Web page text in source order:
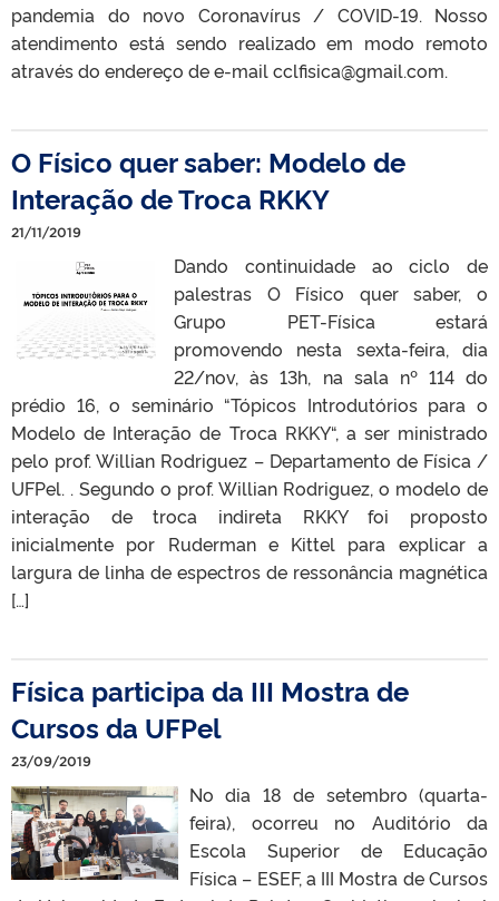
pandemia do novo Coronavírus / COVID-19. Nosso
atendimento está sendo realizado em modo remoto
através do endereço de e-mail cclfisica@gmail.com.
O Físico quer saber: Modelo de
Interação de Troca RKKY
21/11/2019
Dando continuidade ao ciclo de
palestras O Físico quer saber, o
Grupo PET-Física estará
promovendo nesta sexta-feira, dia
22/nov, às 13h, na sala nº 114 do
prédio 16, o seminário “Tópicos Introdutórios para o
Modelo de Interação de Troca RKKY“, a ser ministrado
pelo prof. Willian Rodriguez – Departamento de Física /
UFPel. . Segundo o prof. Willian Rodriguez, o modelo de
interação de troca indireta RKKY foi proposto
inicialmente por Ruderman e Kittel para explicar a
largura de linha de espectros de ressonância magnética
[…]
Física participa da III Mostra de
Cursos da UFPel
23/09/2019
No dia 18 de setembro (quarta-
feira), ocorreu no Auditório da
Escola Superior de Educação
Física – ESEF, a III Mostra de Cursos